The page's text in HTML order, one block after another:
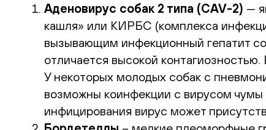
Аденовирус собак 2 типа (CAV-2) —
кашля» или КИРБС (комплекса
вызывающим инфекционный гепатит
отличается высокой
У некоторых молодых собак с
возможны коинфекции с вирусом
инфицирования вирус может